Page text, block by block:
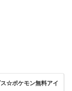
☆ポケモン無料アイ